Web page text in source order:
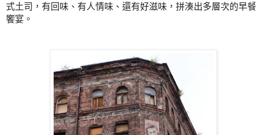
式土司，有回味、有人情味、還有好滋味，拼湊出多層次的早餐
饗宴。